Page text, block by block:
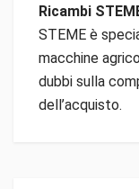
Ricambi
STEME è
macchine
dubbi sulla
dell’acquisto.